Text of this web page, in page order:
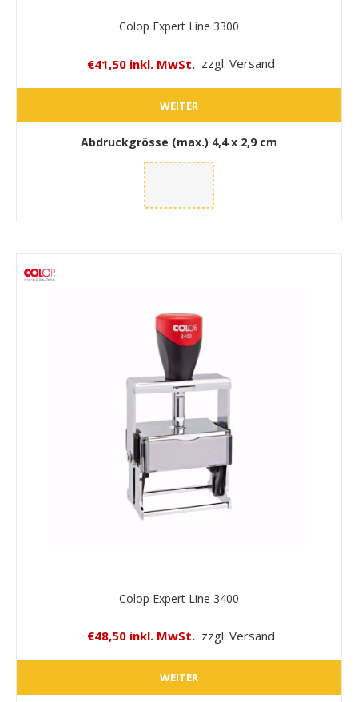
Colop Expert Line 3300
€41,50 inkl. MwSt. zzgl. Versand
WEITER
Abdruckgrösse (max.) 4,4 x 2,9 cm
Colop Expert Line 3400
€48,50 inkl. MwSt. zzgl. Versand
WEITER